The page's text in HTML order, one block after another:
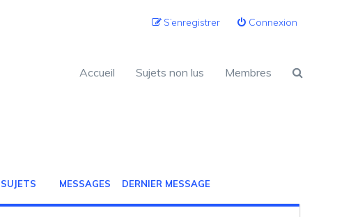
Connexion
S’enregistrer
Accueil Sujets non lus Membres
SUJETS MESSAGES DERNIER MESSAGE